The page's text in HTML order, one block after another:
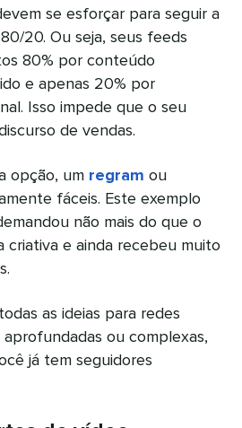
se esforçar para seguir a
20. Ou seja, seus feeds
80% por conteúdo
e apenas 20% por
Isso impede que o seu
de vendas.
opção, um regram ou
fáceis. Este exemplo
não mais do que o
criativa e ainda recebeu muito
as ideias para redes
aprofundadas ou complexas,
já tem seguidores